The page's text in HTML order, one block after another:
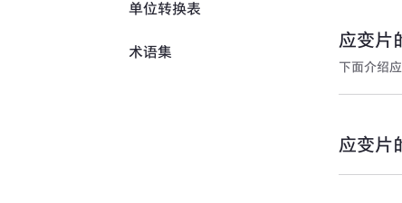
应变片
下面介绍
应变片
位移传感器
压力传感器
传感器用放大器
静态应变放大器·直流放大器
单位转换表
术语集